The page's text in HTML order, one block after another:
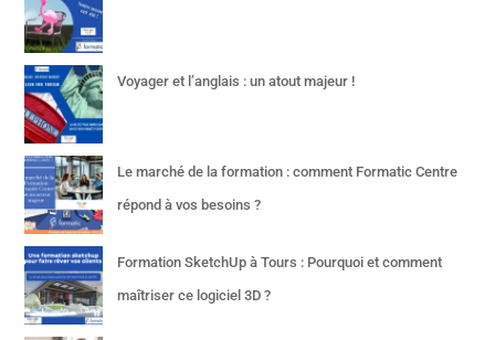
Voyager et l’anglais : un atout majeur !
Le marché de la formation : comment Formatic Centre
répond à vos besoins ?
Formation SketchUp à Tours : Pourquoi et comment
maîtriser ce logiciel 3D ?